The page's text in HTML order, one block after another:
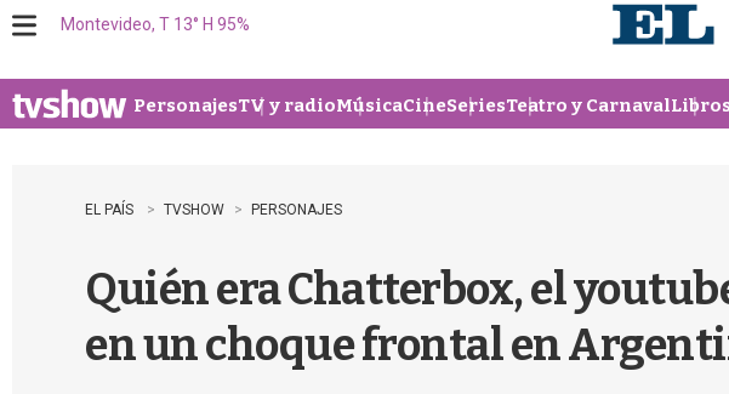
u
Montevideo, T 13° H 95%
PersonajesTV y radioMúsicaCineSeriesTeatro y CarnavalLibros
EL PAÍS TVSHOW PERSONAJES
Quién era Chatterbox, el
en un choque frontal en